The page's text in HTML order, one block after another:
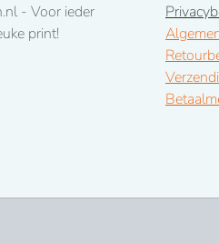
met biesje. De body sluit
- Voor ieder
print!